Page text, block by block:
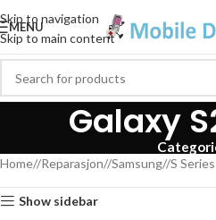
Skip to navigation
Skip to main content
MENU
Galaxy
Home/ Reparasjon/ Samsung/ S Series
Show sidebar